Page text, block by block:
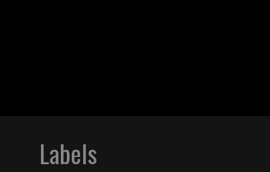
Labels